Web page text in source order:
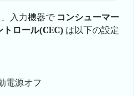
入力機器で コンシューマー
ロール(CEC) は以下の設定
電源オフ